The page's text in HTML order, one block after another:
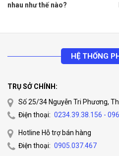
nhau như thế nào?
HỆ THỐNG
TRỤ SỞ CHÍNH:
Số 25/34 Nguyễn Tri Phương,
Điện thoại: 0234.39.38.156 -
Hotline Hỗ trợ bán hàng
Điện thoại: 0905.037.467